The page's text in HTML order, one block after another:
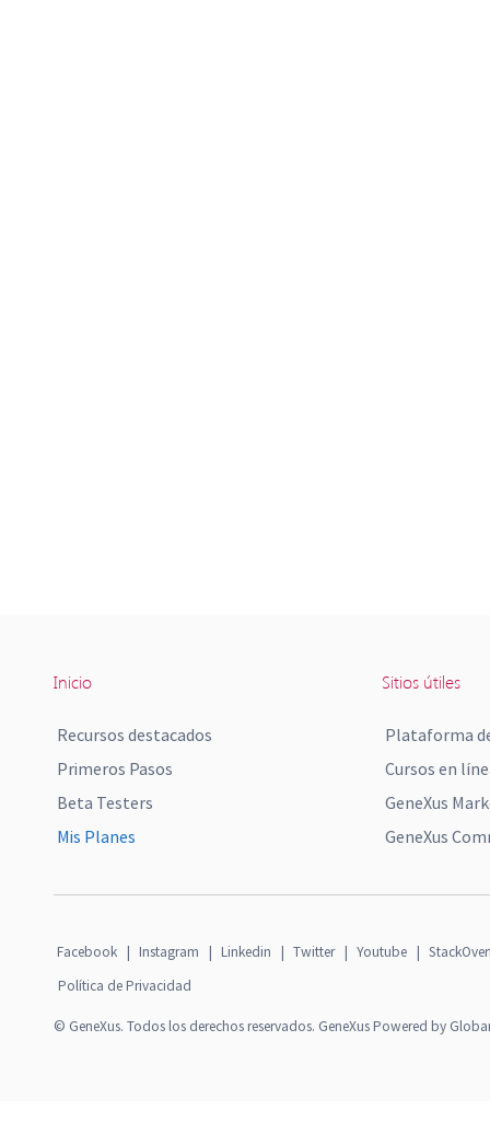
Inicio
Recursos destacados
Primeros Pasos
Beta Testers
Mis Planes
Sitios útiles
Plataforma
Cursos en
GeneXus
GeneXus
Facebook | Instagram | Linkedin | Twitter | Youtube |
Política de Privacidad
© GeneXus. Todos los derechos reservados. GeneXus Powered by